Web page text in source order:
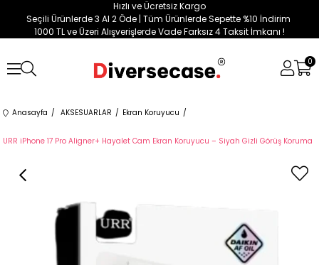
Hızlı ve Ücretsiz Kargo
Seçili Ürünlerde 3 Al 2 Öde | Tüm Ürünlerde Sepette %10 İndirim
1000 TL ve Üzeri Alışverişlerde Vade Farksız 4 Taksit İmkanı !
0
Anasayfa AKSESUARLAR Ekran Koruyucu
URR iPhone 17 Pro Aligner+ Hayalet Cam Ekran Koruyucu – Siyah Gizli Görüş Koruma